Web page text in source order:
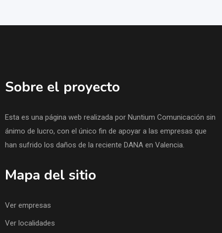
Sobre el proyecto
Esta es una página web realizada por Nuntium Comunicación sin
ánimo de lucro, con el único fin de apoyar a las empresas que
han sufrido los daños de la reciente DANA en Valencia.
Mapa del sitio
Ver empresas
Ver localidades